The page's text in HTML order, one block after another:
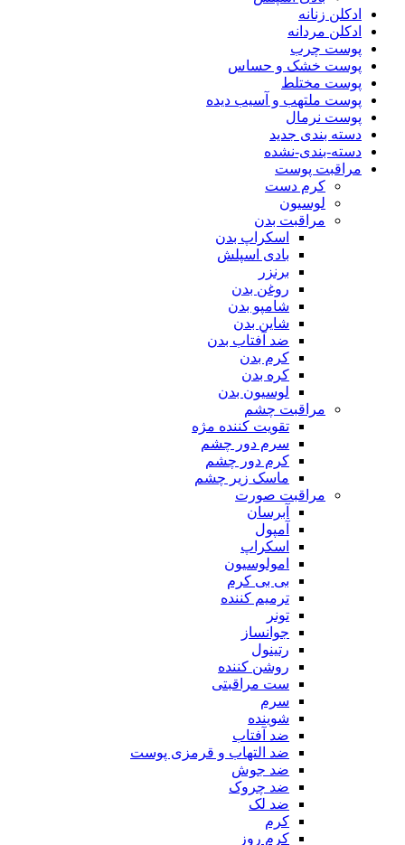
ادکلن زنانه
ادکلن مردانه
پوست چرب
پوست خشک و حساس
پوست مختلط
پوست ملتهب و آسیب دیده
پوست نرمال
دسته بندی جدید
دسته-بندی-نشده
مراقبت پوست
کرم دست
لوسیون
مراقبت بدن
اسکراپ بدن
بادی اسپلش
برنزر
روغن بدن
شامپو بدن
شاین بدن
ضد آفتاب بدن
کرم بدن
کره بدن
لوسیون بدن
مراقبت چشم
تقویت کننده مژه
سرم دور چشم
کرم دور چشم
ماسک زیر چشم
مراقبت صورت
آبرسان
آمپول
اسکراپ
امولوسیون
بی بی کرم
ترمیم کننده
تونر
جوانساز
رتینول
روشن کننده
ست مراقبتی
سرم
شوینده
ضد آفتاب
ضد التهاب و قرمزی پوست
‌ضد جوش
ضد چروک
ضد لک
کرم
کرم روز